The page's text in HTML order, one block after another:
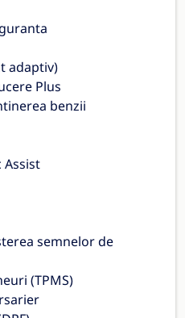
adaptiv)
Plus
benzii
Assist
semnelor de
(TPMS)